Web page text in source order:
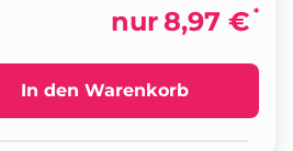
nur 8,97 € *
In den Warenkorb